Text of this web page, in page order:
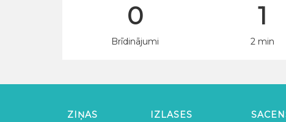
0
Brīdinājumi
1
2 min
ZIŅAS IZLASES